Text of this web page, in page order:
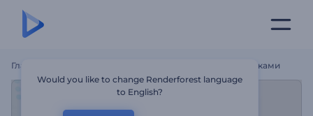
Главная Набор С Анимированными Заголовками
Would you like to change Renderforest language
to English?